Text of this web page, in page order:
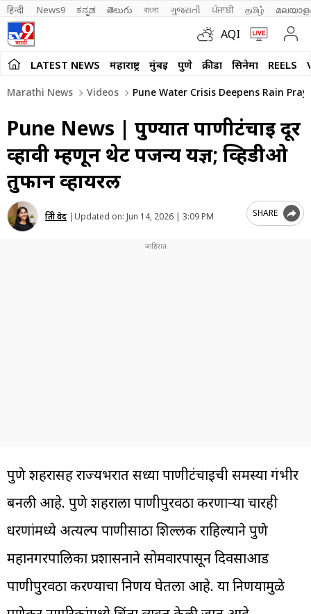
हिन्दी News9 ಕನ್ನಡ తెలుగు বাংলা ગુજરાતી ਪੰਜਾਬੀ தமிழ்
AQI
LATEST NEWS महाराष्ट्र मुंबई पुणे क्रीडा सिनेमा REELS
Marathi News Videos Pune Water Crisis Deepens Rain
Pune News | पुण्यात पाणीटंचाई दूर
व्हावी म्हणून थेट पर्जन्य यज्ञ; व्हिडीओ
तुफान व्हायरल
प्रिती वेद |Updated on: Jun 14, 2026 | 3:09 PM SHARE
पुणे शहरासह राज्यभरात सध्या पाणीटंचाईची समस्या गंभीर
बनली आहे. पुणे शहराला पाणीपुरवठा करणाऱ्या चारही
धरणांमध्ये अत्यल्प पाणीसाठा शिल्लक राहिल्याने पुणे
महानगरपालिका प्रशासनाने सोमवारपासून दिवसाआड
पाणीपुरवठा करण्याचा निर्णय घेतला आहे. या निर्णयामुळे